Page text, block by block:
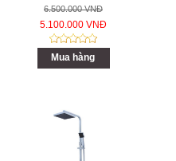
6.500.000 VNĐ
5.100.000 VNĐ
Mua hàng